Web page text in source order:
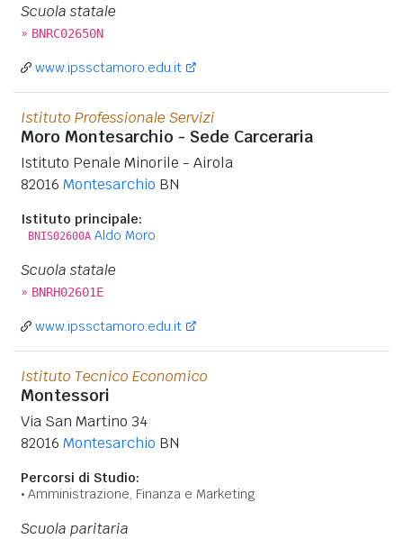
Scuola statale
» BNRC02650N
www.ipssctamoro.edu.it
Istituto Professionale Servizi
Moro Montesarchio - Sede Carceraria
Istituto Penale Minorile - Airola
82016 Montesarchio BN
Istituto principale:
BNIS02600A Aldo Moro
Scuola statale
» BNRH02601E
www.ipssctamoro.edu.it
Istituto Tecnico Economico
Montessori
Via San Martino 34
82016 Montesarchio BN
Percorsi di Studio:
Amministrazione, Finanza e Marketing
Scuola paritaria